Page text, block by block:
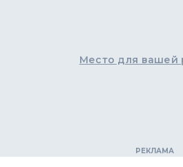
Место для вашей